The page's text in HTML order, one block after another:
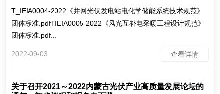
T_IEIA0004-2022《并网光伏发电站电化学储能系统技术规范》
团体标准.pdfTIEIA0005-2022《风光互补电采暖工程设计规范》
团体标准.pdf...
2022-09-03 查看详情
关于召开2021～2022内蒙古光伏产业高质量发展论坛的